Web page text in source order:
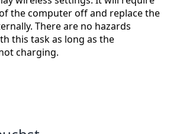
the computer off and replace the
There are no hazards
this task as long as the
charging.